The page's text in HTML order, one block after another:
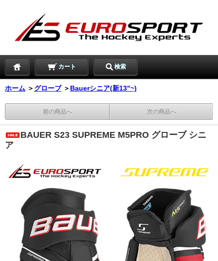
カート 検索
ホーム ＞ グローブ ＞ Bauerシニア(新13"~)
前の商品へ 次の商品へ
BAUER S23 SUPREME M5PRO グローブ シニ
ア